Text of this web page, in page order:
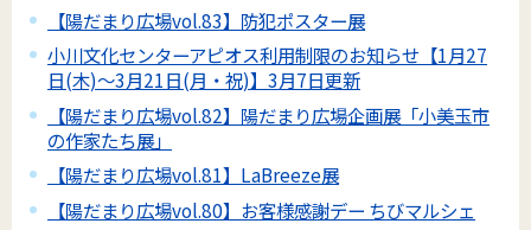
【陽だまり広場vol.83】防犯ポスター展
小川文化センターアピオス利用制限のお知らせ【1月27
日(木)～3月21日(月・祝)】3月7日更新
【陽だまり広場vol.82】陽だまり広場企画展「小美玉市
の作家たち展」
【陽だまり広場vol.81】LaBreeze展
【陽だまり広場vol.80】お客様感謝デー ちびマルシェ